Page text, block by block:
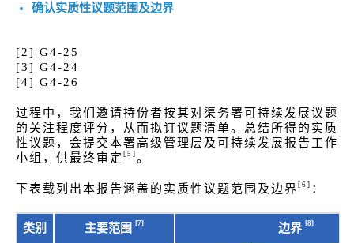
确认实质性议题范围及边界
[2] G4-25
[3] G4-24
[4] G4-26
过程中，我们邀请持份者按其对渠务署可持续发展议题
的关注程度评分，从而拟订议题清单。总结所得的实质
性议题，会提交本署高级管理层及可持续发展报告工作
小组，供最终审定 [5] 。
下表载列出本报告涵盖的实质性议题范围及边界 [6] ：
类别 主要范围 [7] 边界 [8]